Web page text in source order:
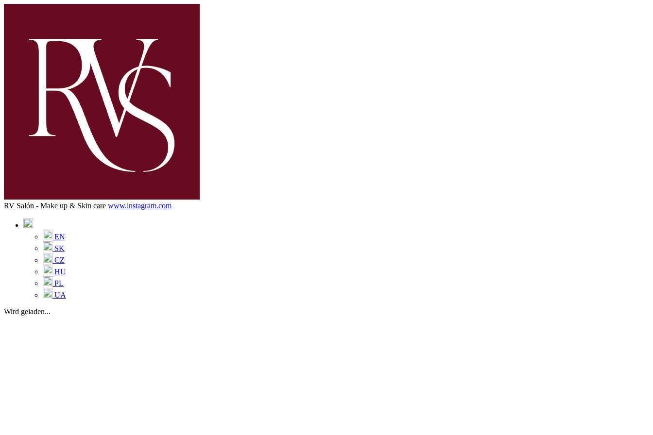
RV Salón - Make up & Skin care www.instagram.com
EN
SK
CZ
HU
PL
UA
Wird geladen...